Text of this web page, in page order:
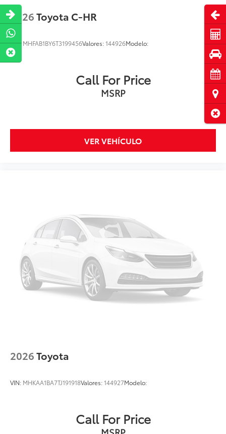
2026Toyota C-HR
VIN:MHFAB1BY6T3199456Valores:144926Modelo:
Call For Price
MSRP
VER VEHÍCULO
2026Toyota
VIN: MHKAA1BA7TJ191918Valores:144927Modelo:
Call For Price